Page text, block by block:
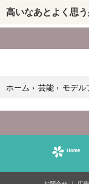
ホーム › 芸能 › モデル
Home